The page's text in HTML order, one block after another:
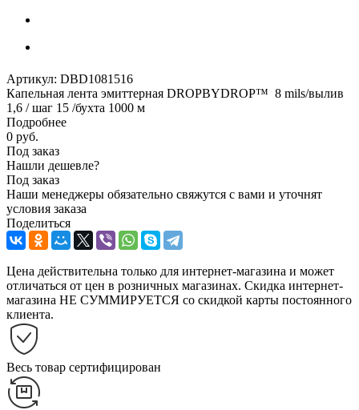
Артикул: DBD1081516
Капельная лента эмиттерная DROPBYDROP™ 8 mils/вылив
1,6 / шаг 15 /бухта 1000 м
Подробнее
0 руб.
Под заказ
Нашли дешевле?
Под заказ
Наши менеджеры обязательно свяжутся с вами и уточнят
условия заказа
Поделиться
Цена действительна только для интернет-магазина и может
отличаться от цен в розничных магазинах. Скидка интернет-
магазина НЕ СУММИРУЕТСЯ со скидкой карты постоянного
клиента.
Весь товар сертифицирован